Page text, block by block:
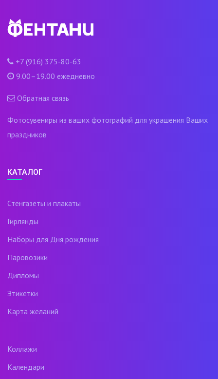
+7 (916) 375-80-63
9.00–19.00 ежедневно
Обратная связь
Фотосувениры из ваших фотографий для украшения Ваших
праздников
КАТАЛОГ
Стенгазеты и плакаты
Гирлянды
Наборы для Дня рождения
Паровозики
Дипломы
Этикетки
Карта желаний
Коллажи
Календари